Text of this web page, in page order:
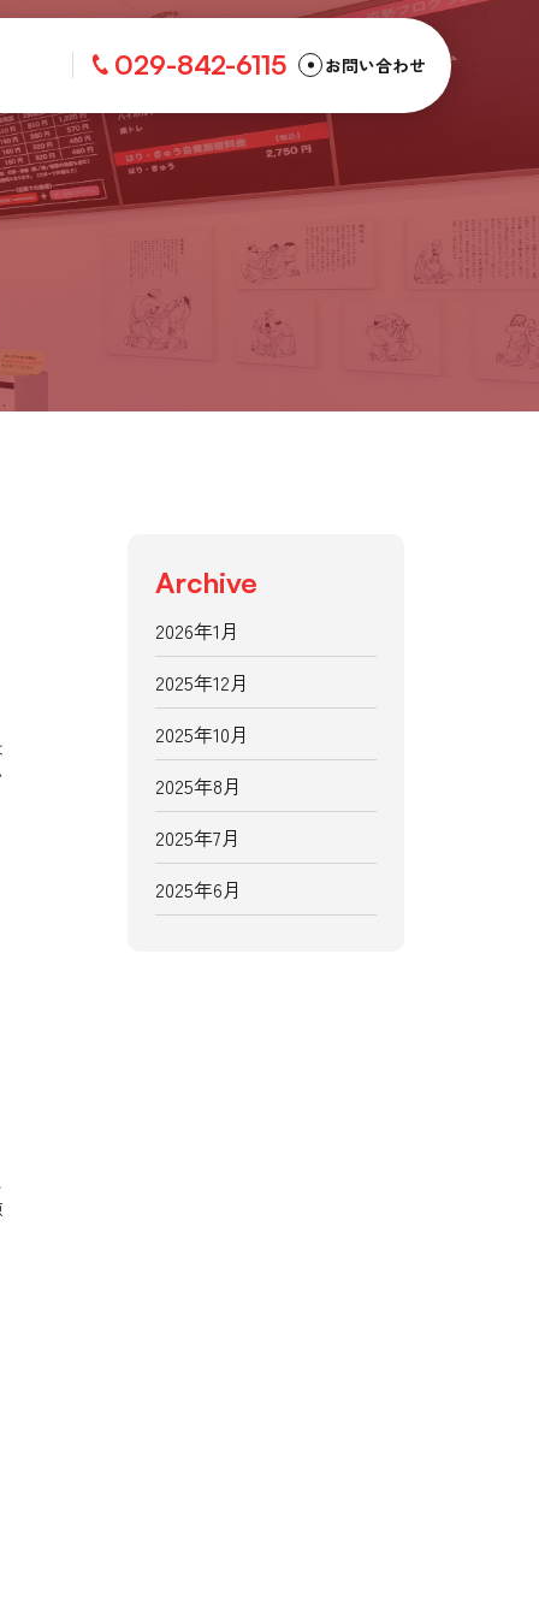
029-842-6115 お問い合わせ
Archive
2026年1月
2025年12月
2025年10月
2025年8月
2025年7月
2025年6月